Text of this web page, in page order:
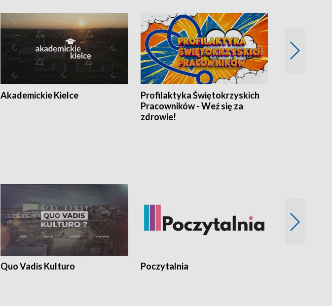
Akademickie Kielce
Profilaktyka Świętokrzyskich
Pracowników - Weź się za
zdrowie!
Quo Vadis Kulturo Poczytalnia